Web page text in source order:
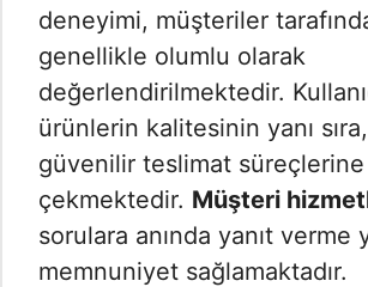
deneyimi, müşteriler
genellikle olumlu olarak
değerlendirilmektedir.
ürünlerin kalitesinin yanı sıra,
güvenilir teslimat
çekmektedir. Müşteri
sorulara anında yanıt verme
memnuniyet sağlamaktadır.